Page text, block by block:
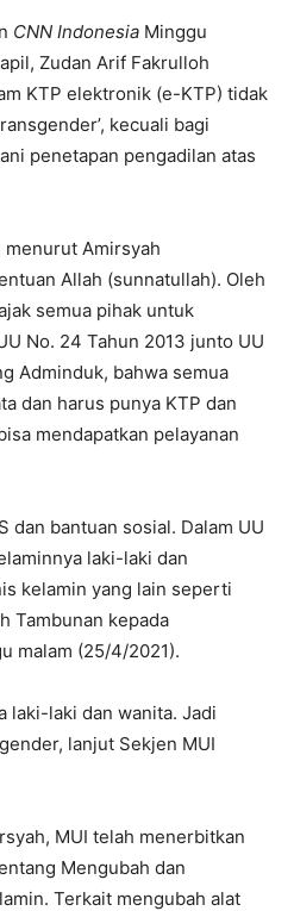
CNN Indonesia Minggu
Zudan Arif Fakrulloh
KTP elektronik (e-KTP) tidak
kecuali bagi
penetapan pengadilan atas
Amirsyah
Allah (sunnatullah). Oleh
semua pihak untuk
No. 24 Tahun 2013 junto UU
Adminduk, bahwa semua
dan harus punya KTP dan
mendapatkan pelayanan
dan bantuan sosial. Dalam UU
laki-laki dan
kelamin yang lain seperti
Tambunan kepada
malam (25/4/2021).
laki-laki dan wanita. Jadi
lanjut Sekjen MUI
MUI telah menerbitkan
Mengubah dan
Terkait mengubah alat